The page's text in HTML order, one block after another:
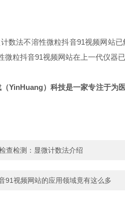
数法不溶性微粒抖音91视频网站已解
微粒抖音91视频网站在上一代仪器
YinHuang）科技是一家专注于为医
查检测：显微计数法介绍
91视频网站的应用领域竟有这么多